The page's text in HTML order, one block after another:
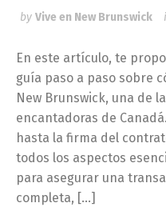
by Vive en New Brunswick
En este artículo, te
guía paso a paso sobre
New Brunswick, una de
encantadoras de
hasta la firma del
todos los aspectos
para asegurar una
completa, […]